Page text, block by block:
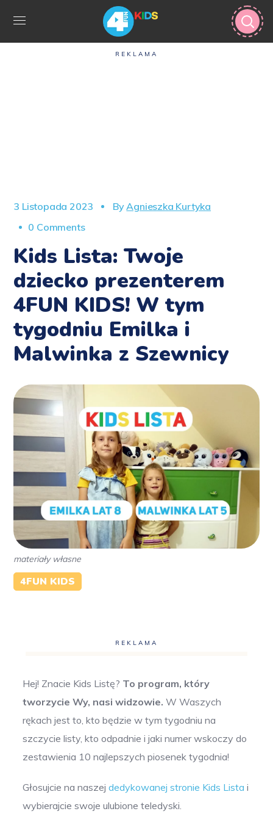
REKLAMA
3 Listopada 2023 ByAgnieszka Kurtyka
0 Comments
Kids Lista: Twoje
dziecko prezenterem
4FUN KIDS! W tym
tygodniu Emilka i
Malwinka z Szewnicy
materiały własne
4FUN KIDS
REKLAMA
Hej! Znacie Kids Listę? To program, który
tworzycie Wy, nasi widzowie.W Waszych
rękach jest to, kto będzie w tym tygodniu na
szczycie listy, kto odpadnie i jaki numer wskoczy do
zestawienia 10 najlepszych piosenek tygodnia!
Głosujcie na naszejdedykowanej stronie Kids Listai
wybierajcie swoje ulubione teledyski.